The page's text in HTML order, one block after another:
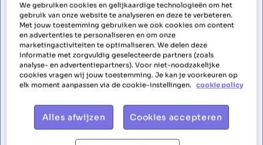
Solliciteer als huishoudhulp in
regio Kortrijk
Voornaam
Familienaam
We gebruiken cookies en gelijkaardige technologieën om het
gebruik van onze website te analyseren en deze te verbeteren.
Met jouw toestemming gebruiken we ook cookies om content
en advertenties te personaliseren en om onze
marketingactiviteiten te optimaliseren. We delen deze
informatie met zorgvuldig geselecteerde partners (zoals
analyse- en advertentiepartners). Voor niet-noodzakelijke
cookies vragen wij jouw toestemming. Je kan je voorkeuren op
elk moment aanpassen via de cookie-instellingen. cookie policy
Alles afwijzen Cookies accepteren